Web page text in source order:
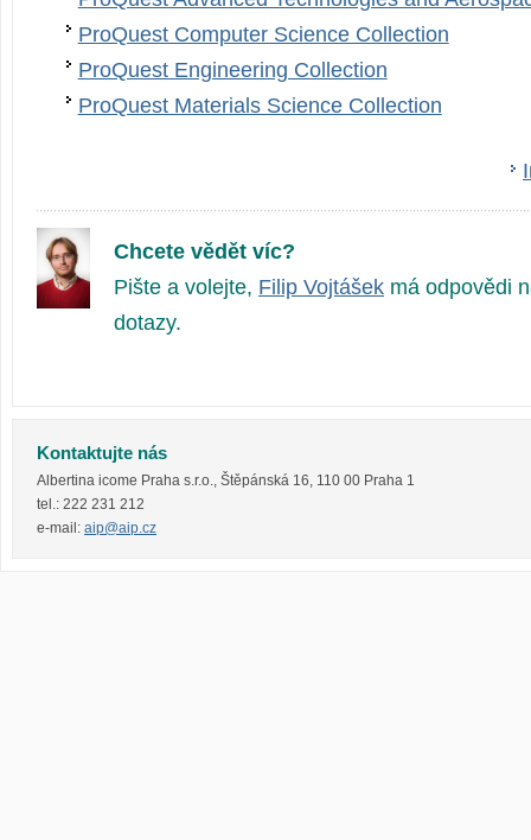
ProQuest Computer Science Collection
ProQuest Engineering Collection
ProQuest Materials Science Collection
Chcete vědět víc?
Pište a volejte, Filip Vojtášek má odpovědi
dotazy.
Kontaktujte nás
Albertina icome Praha s.r.o., Štěpánská 16, 110 00 Praha 1
tel.: 222 231 212
e-mail: aip@aip.cz